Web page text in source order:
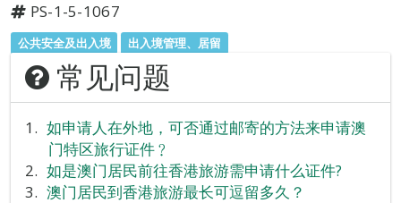
PS-1-5-1067
公共安全及出入境 出入境管理、居留
常见问题
如申请人在外地，可否通过邮寄的方法来申请澳
门特区旅行证件﹖
如是澳门居民前往香港旅游需申请什么证件?
澳门居民到香港旅游最长可逗留多久？